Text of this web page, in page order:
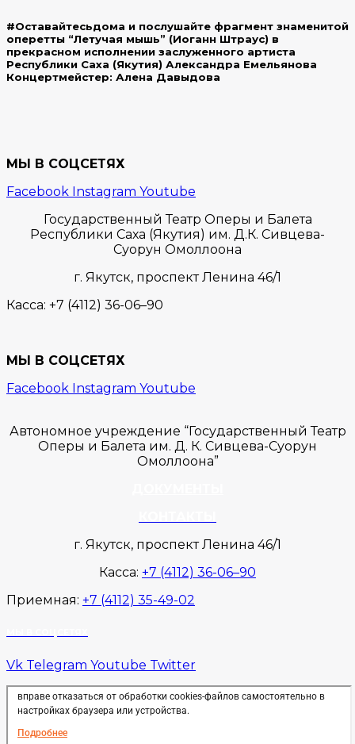
#Оставайтесьдома и послушайте фрагмент знаменитой
оперетты “Летучая мышь” (Иоганн Штраус) в
прекрасном исполнении заслуженного артиста
Республики Саха (Якутия) Александра Емельянова
Концертмейстер: Алена Давыдова
МЫ В СОЦСЕТЯХ
Facebook Instagram Youtube
Государственный Театр Оперы и Балета
Республики Саха (Якутия) им. Д.К. Сивцева-
Суорун Омоллоона
г. Якутск, проспект Ленина 46/1
Касса: +7 (4112) 36-06–90
МЫ В СОЦСЕТЯХ
Facebook Instagram Youtube
Автономное учреждение “Государственный Театр
Оперы и Балета им. Д. К. Сивцева-Суорун
Омоллоона”
г. Якутск, проспект Ленина 46/1
Касса: +7 (4112) 36-06–90
Приемная: +7 (4112) 35-49-02
Vk Telegram Youtube Twitter